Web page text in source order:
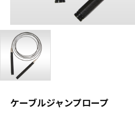
ケーブルジャンプロープ